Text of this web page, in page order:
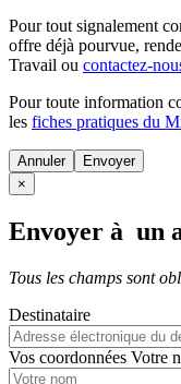
Pour tout signalement
offre déjà pourvue,
Travail ou contactez-
Pour toute information
les fiches pratiques du
Annuler
×
Envoyer à un
Tous les champs sont
Destinataire
Vos coordonnées Votre